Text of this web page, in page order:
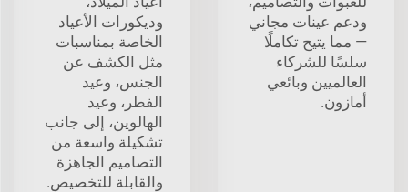
ودعم عينات مجاني
— مما يتيح تكاملًا
سلسًا للشركاء
العالميين وبائعي
أمازون.
وديكورات الأعياد
الخاصة بمناسبات
مثل الكشف عن
الجنس، وعيد
الفطر، وعيد
الهالوين، إلى جانب
تشكيلة واسعة من
التصاميم الجاهزة
والقابلة للتخصيص.